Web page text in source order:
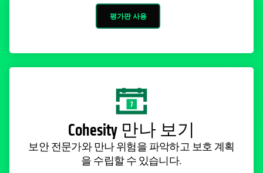
평가판 사용
Cohesity 만나 보기
보안 전문가와 만나 위험을 파악하고 보호 계획
을 수립할 수 있습니다.